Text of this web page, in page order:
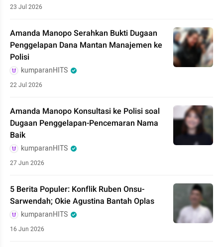
23 Jul 2026
Amanda Manopo Serahkan Bukti Dugaan
Penggelapan Dana Mantan Manajemen ke
Polisi
kumparanHITS
22 Jul 2026
Amanda Manopo Konsultasi ke Polisi soal
Dugaan Penggelapan-Pencemaran Nama
Baik
kumparanHITS
27 Jun 2026
5 Berita Populer: Konflik Ruben Onsu-
Sarwendah; Okie Agustina Bantah Oplas
kumparanHITS
16 Jun 2026